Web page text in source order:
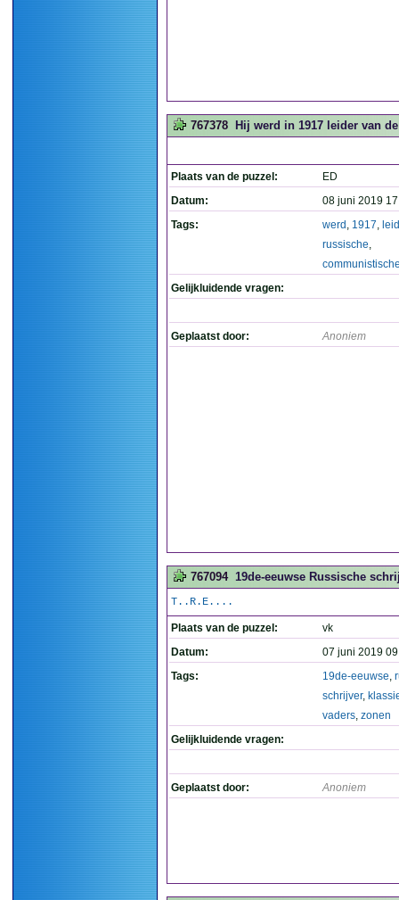
767378 Hij werd in 1917 leider van
Plaats van de puzzel:
ED
Datum:
08 juni 2019
Tags:
werd , 1917,
russische,
Gelijkluidende vragen:
Geplaatst door: Anoniem
767094 19de-eeuwse Russische
T..R.E....
Plaats van de puzzel:
vk
Datum:
07 juni 2019
Tags:
19de-eeuwse,
schrijver,
vaders, zonen
Gelijkluidende vragen:
Geplaatst door: Anoniem